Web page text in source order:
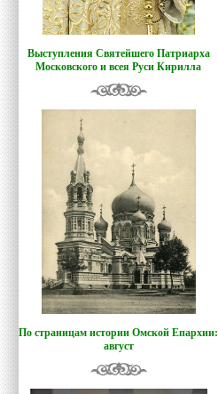
Выступления Святейшего Патриарха
Московского и всея Руси Кирилла
По страницам истории Омской Епархии:
август